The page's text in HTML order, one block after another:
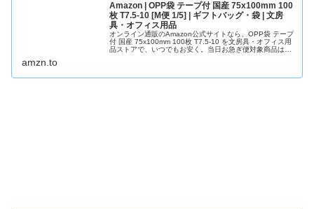
Amazon | OPP袋 テープ付 国産 75x100mm 100
枚 T7.5-10 [M便 1/5] | ギフトバッグ・袋 | 文房
具・オフィス用品
オンライン通販のAmazon公式サイトなら、OPP袋 テープ
付 国産 75x100mm 100枚 T7.5-10 を文房具・オフィス用
品ストアで、いつでもお安く。当日お急ぎ便対象商品は、
amzn.to